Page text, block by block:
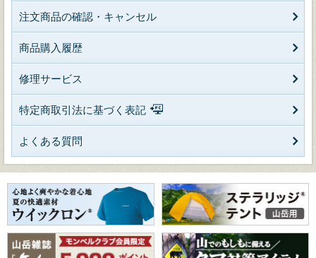
注文商品の確認・キャンセル
商品購入履歴
修理サービス
特定商取引法に基づく表記
よくある質問